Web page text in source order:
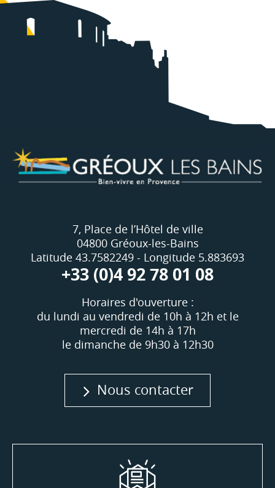
7, Place de l’Hôtel de ville
04800 Gréoux-les-Bains
Latitude 43.7582249 - Longitude 5.883693
+33 (0)4 92 78 01 08
Horaires d'ouverture :
du lundi au vendredi de 10h à 12h et le
mercredi de 14h à 17h
le dimanche de 9h30 à 12h30
Nous contacter